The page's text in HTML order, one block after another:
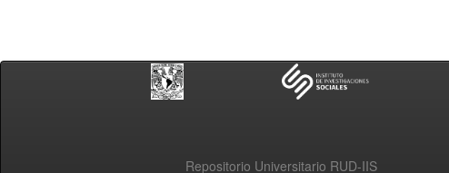
Repositorio Universitario RUD-IIS